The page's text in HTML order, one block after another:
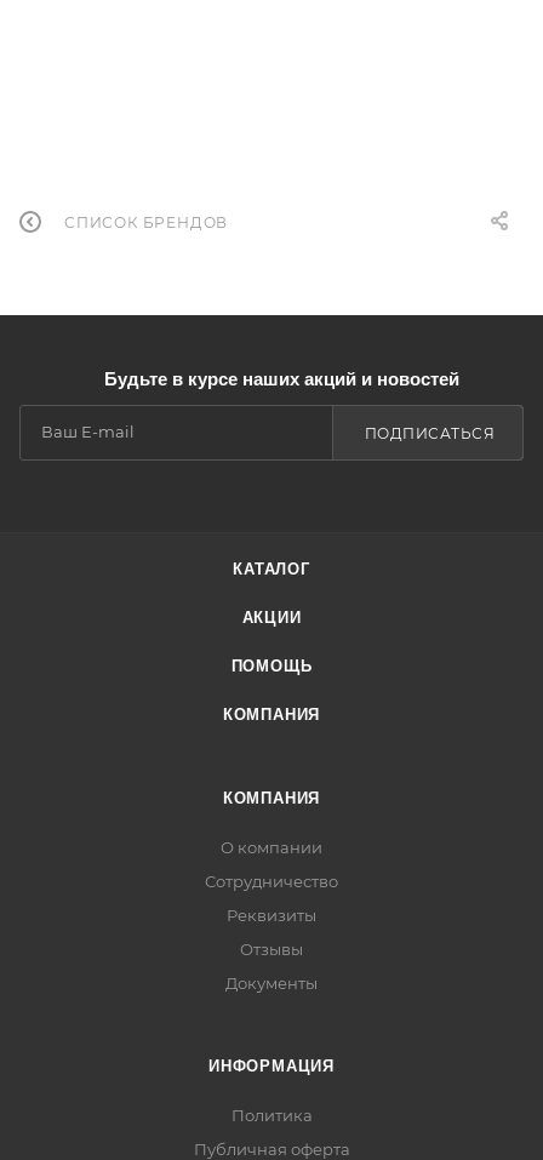
СПИСОК БРЕНДОВ
Будьте в курсе наших акций и новостей
ПОДПИСАТЬСЯ
КАТАЛОГ
АКЦИИ
ПОМОЩЬ
КОМПАНИЯ
КОМПАНИЯ
О компании
Сотрудничество
Реквизиты
Отзывы
Документы
ИНФОРМАЦИЯ
Политика
Публичная оферта